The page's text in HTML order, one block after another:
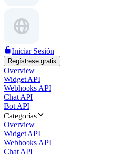
Iniciar Sesión
Regístrese gratis
Overview
Widget API
Webhooks API
Chat API
Bot API
Categorías
Overview
Widget API
Webhooks API
Chat API